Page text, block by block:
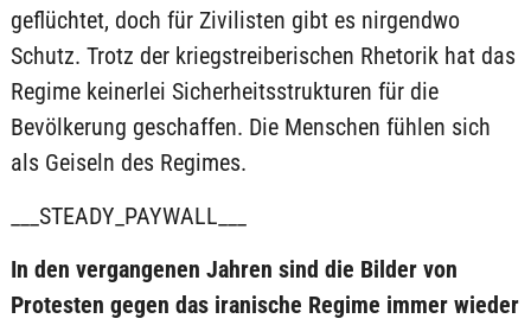
geflüchtet, doch für Zivilisten gibt es nirgendwo
Schutz. Trotz der kriegstreiberischen Rhetorik hat das
Regime keinerlei Sicherheitsstrukturen für die
Bevölkerung geschaffen. Die Menschen fühlen sich
als Geiseln des Regimes.
___STEADY_PAYWALL___
In den vergangenen Jahren sind die Bilder von
Protesten gegen das iranische Regime immer wieder